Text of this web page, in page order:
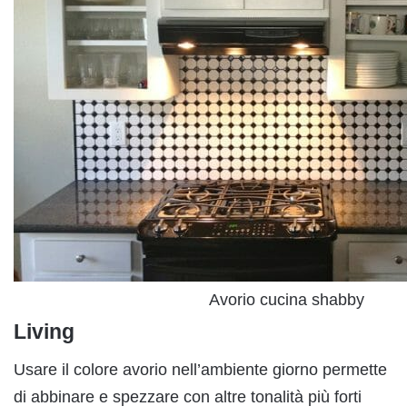
Avorio cucina shabby
Living
Usare il colore avorio nell’ambiente giorno permette
di abbinare e spezzare con altre tonalità più forti